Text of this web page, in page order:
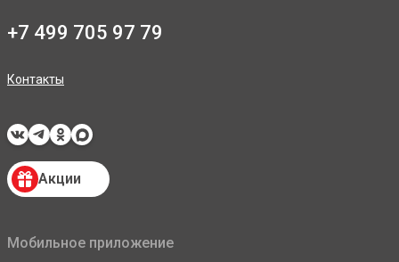
+7 499 705 97 79
Контакты
Акции
Мобильное приложение